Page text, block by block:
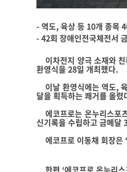
- 역도,육상 등 10개 종목
- 42회 장애인전국체전서 금
이차전지 양극 소재와
환영식을 28일 개최했다.
이날 환영식에는 역도,
달을 획득하는 쾌거를 올렸
에코프로는 온누리스포
신기록을 수립하고 금메달
에코프로 이동채 회장은